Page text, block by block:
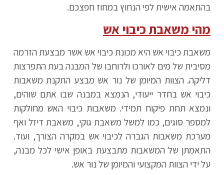
בהתאמה אישית לפי הנחוץ במחוז חפצכם.
מהי משאבת כיבוי אש
משאבת כיבוי אש היא מכונת כיבוי אש אשר מבצעת הזרמה
מסיבית של מים לאורכו ולרוחבו של המבנה בעת התפרצות
דליקה. הצוות המיומן של נור אש מבצע התקנת משאבות
כיבוי אש בחדר ייעודי, הנמצא במבנה שבו אתם שוהים,
ונמצא תחת פיקוח תמידי. משאבות כיבוי האש מחולקות
למספר סוגים, כמו למשל משאבת גוקי, משאבת דיזל ואף
מערכת משאבות הגברה לכיבוי אש במקרה הצורך, ועוד.
התאמתן של המשאבות מתבצעת באופן אישי לכל מבנה,
על ידי הצוות המקצועי והמיומן של נור אש.